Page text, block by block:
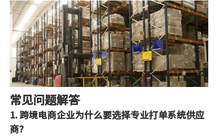
常见问题解答
1. 跨境电商企业为什么要选择专业打单系统供应
商？